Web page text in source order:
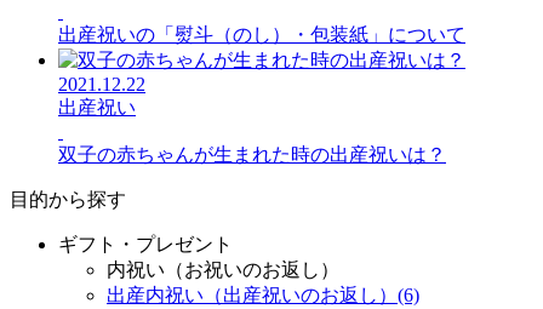
出産祝いの「熨斗（のし）・包装紙」について
2021.12.22
出産祝い
双子の赤ちゃんが生まれた時の出産祝いは？
目的から探す
ギフト・プレゼント
内祝い（お祝いのお返し）
出産内祝い（出産祝いのお返し）(6)